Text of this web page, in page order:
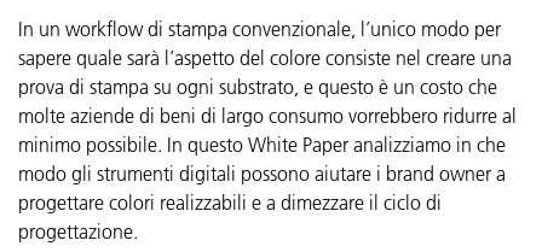
In un workflow di stampa convenzionale, l’unico modo per
sapere quale sarà l’aspetto del colore consiste nel creare una
prova di stampa su ogni substrato, e questo è un costo che
molte aziende di beni di largo consumo vorrebbero ridurre al
minimo possibile. In questo White Paper analizziamo in che
modo gli strumenti digitali possono aiutare i brand owner a
progettare colori realizzabili e a dimezzare il ciclo di
progettazione.